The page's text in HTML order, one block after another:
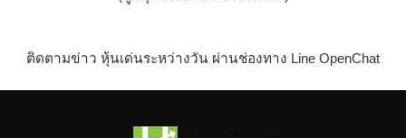
ติดตามข่าว หุ้นเด่นระหว่างวัน ผ่านช่องทาง Line OpenChat